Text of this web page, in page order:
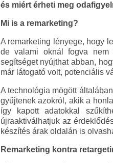
és miért érheti meg
Mi is a remarketing?
A remarketing lényege, hogy
de valami oknál fogva nem
segítséget nyújthat abban,
már látogató volt, potenciális
A technológia mögött
gyűjtenek azokról, akik a
így kapott adatokkal
újraaktiválhatjuk az
készítés árak oldalán is
Remarketing kontra